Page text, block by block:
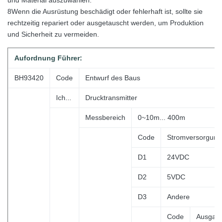
8Wenn die Ausrüstung beschädigt oder fehlerhaft ist, sollte sie
rechtzeitig repariert oder ausgetauscht werden, um Produktion
und Sicherheit zu vermeiden.
Aufordnung Führer:
BH93420 Code Entwurf des Baus
Ich... Drucktransmitter
Messbereich 0~10m... 400m
Code Stromversorgung
D1 24VDC
D2 5VDC
D3 Andere
Code